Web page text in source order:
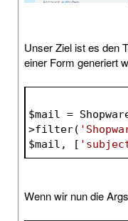
Unser Ziel ist es den
einer Form generiert
$mail =
>filter(
$mail , [
Wenn wir nun die